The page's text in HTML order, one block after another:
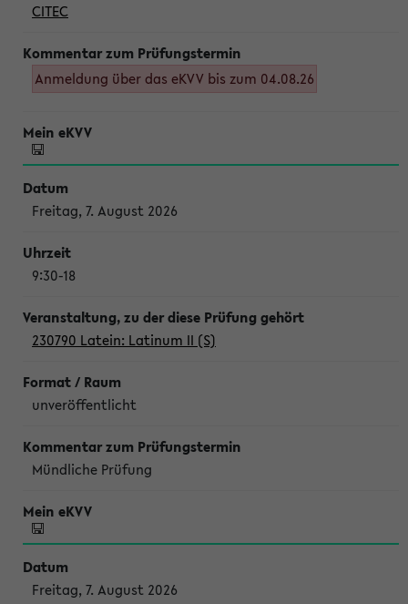
CITEC
Anmeldung über das eKVV bis zum 04.08.26
Freitag, 7. August 2026
9:30-18
230790 Latein: Latinum II (S)
unveröffentlicht
Mündliche Prüfung
Freitag, 7. August 2026